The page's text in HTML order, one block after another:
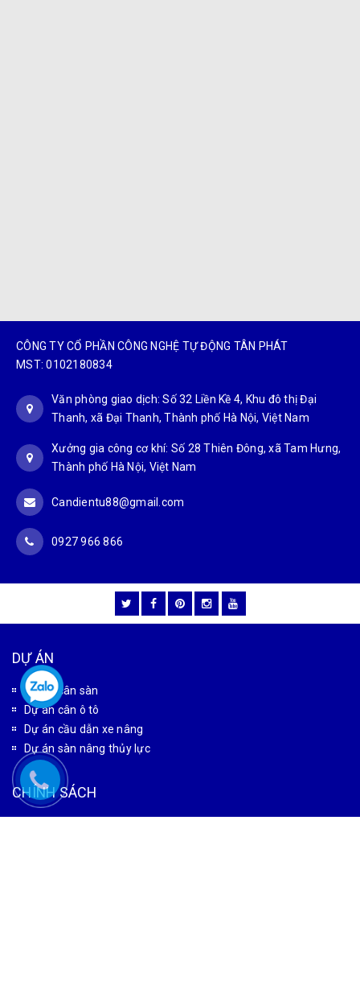
CÔNG TY CỔ PHẦN CÔNG NGHỆ TỰ ĐỘNG TÂN PHÁT
MST: 0102180834
Văn phòng giao dịch: Số 32 Liền Kề 4, Khu đô thị Đại
Thanh, xã Đại Thanh, Thành phố Hà Nội, Việt Nam
Xưởng gia công cơ khí: Số 28 Thiên Đông, xã Tam Hưng,
Thành phố Hà Nội, Việt Nam
Candientu88@gmail.com
0927 966 866
DỰ ÁN
Dự án cân sàn
Dự án cân ô tô
Dự án cầu dẫn xe nâng
Dự án sàn nâng thủy lực
CHÍNH SÁCH